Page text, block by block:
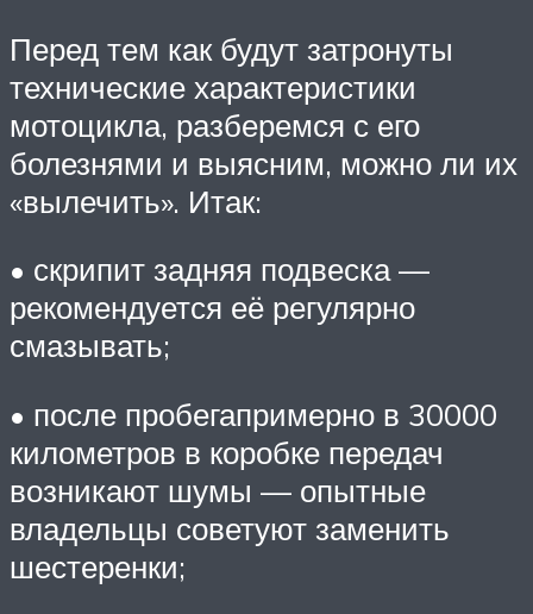
Перед тем как будут затронуты
технические характеристики
мотоцикла, разберемся с его
болезнями и выясним, можно ли их
«вылечить». Итак:
• скрипит задняя подвеска —
рекомендуется её регулярно
смазывать;
• после пробегапримерно в 30000
километров в коробке передач
возникают шумы — опытные
владельцы советуют заменить
шестеренки;